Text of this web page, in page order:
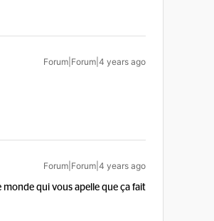
Forum|Forum|4 years ago
Forum|Forum|4 years ago
qui vous apelle que ça fait